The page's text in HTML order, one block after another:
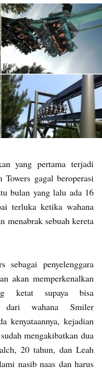
yang pertama terjadi
gagal beroperasi
bulan yang lalu ada 16
terluka ketika wahana
menabrak sebuah kereta
sebagai penyelenggara
akan memperkenalkan
ketat supaya bisa
dari wahana Smiler
kenyataannya, kejadian
mengakibatkan dua
20 tahun, dan Leah
nasib naas dan harus